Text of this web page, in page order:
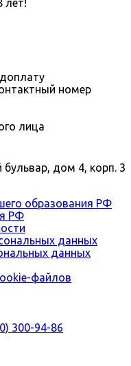
лет!
номер
лица
бульвар, дом 4, корп. 3
образования РФ
РФ
данных
данных
файлов
300-94-86